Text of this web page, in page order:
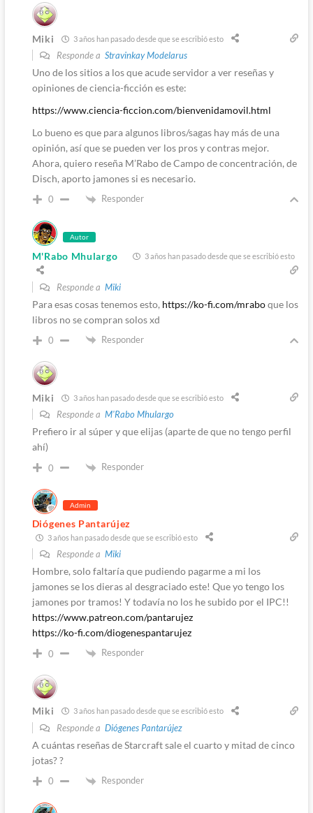
Miki 3 años han pasado desde que se escribió esto
Responde a Stravinkay Modelarus
Uno de los sitios a los que acude servidor a ver reseñas y
opiniones de ciencia-ficción es este:
https://www.ciencia-ficcion.com/bienvenidamovil.html
Lo bueno es que para algunos libros/sagas hay más de una
opinión, así que se pueden ver los pros y contras mejor.
Ahora, quiero reseña M’Rabo de Campo de concentración, de
Disch, aporto jamones si es necesario.
0 Responder
Autor
M'Rabo Mhulargo 3 años han pasado desde que se escribió esto
Responde a Miki
Para esas cosas tenemos esto, https://ko-fi.com/mraboque los
libros no se compran solos xd
0 Responder
Miki 3 años han pasado desde que se escribió esto
Responde a M'Rabo Mhulargo
Prefiero ir al súper y que elijas (aparte de que no tengo perfil
ahí)
0 Responder
Admin
Diógenes Pantarújez
3 años han pasado desde que se escribió esto
Responde a Miki
Hombre, solo faltaría que pudiendo pagarme a mi los
jamones se los dieras al desgraciado este! Que yo tengo los
jamones por tramos! Y todavía no los he subido por el IPC!!
https://www.patreon.com/pantarujez
https://ko-fi.com/diogenespantarujez
0 Responder
Miki 3 años han pasado desde que se escribió esto
Responde a Diógenes Pantarújez
A cuántas reseñas de Starcraft sale el cuarto y mitad de cinco
jotas? ?
0 Responder